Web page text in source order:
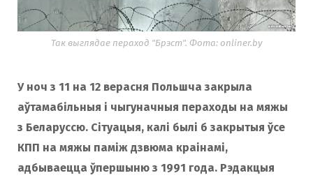
Так выглядае пераход "Брэст". Фота: onliner.by
У ноч з 11 на 12 верасня Польшча закрыла
аўтамабільныя і чыгуначныя пераходы на мяжы
з Беларуссю. Сітуацыя, калі былі б закрытыя ўсе
КПП на мяжы паміж дзвюма краінамі,
адбываецца ўпершыню з 1991 года. Рэдакцыя